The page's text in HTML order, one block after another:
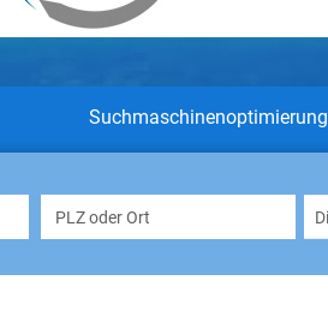
Suchmaschinenoptimierung